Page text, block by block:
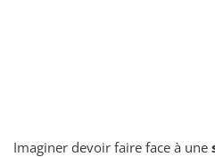
Imaginer devoir faire face à une